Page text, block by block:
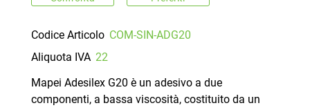
Codice Articolo COM-SIN-ADG20
Aliquota IVA 22
Mapei Adesilex G20 è un adesivo a due
componenti, a bassa viscosità, costituito da un